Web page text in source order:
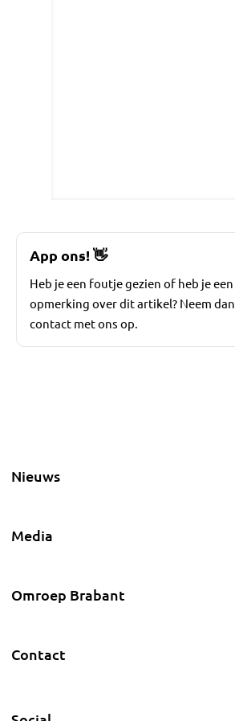
App ons!👋
Heb je een foutje gezien of heb je een
opmerking over dit artikel? Neem dan
contact met ons op.
Nieuws
Media
Omroep Brabant
Contact